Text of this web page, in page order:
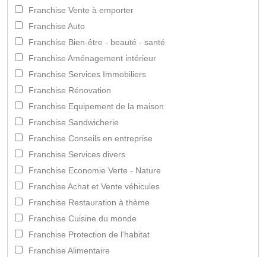
Franchise Vente à emporter
Franchise Auto
Franchise Bien-être - beauté - santé
Franchise Aménagement intérieur
Franchise Services Immobiliers
Franchise Rénovation
Franchise Equipement de la maison
Franchise Sandwicherie
Franchise Conseils en entreprise
Franchise Services divers
Franchise Economie Verte - Nature
Franchise Achat et Vente véhicules
Franchise Restauration à thème
Franchise Cuisine du monde
Franchise Protection de l'habitat
Franchise Alimentaire